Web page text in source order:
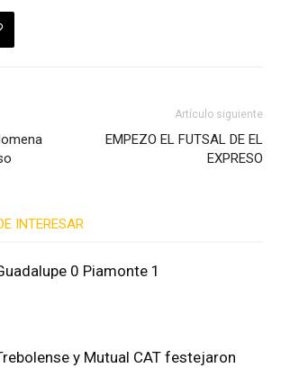
Artículo siguiente
EMPEZO EL FUTSAL DE EL
EXPRESO
INTERESAR
0 Piamonte 1
y Mutual CAT festejaron